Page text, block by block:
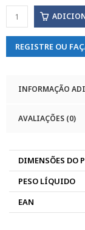
REGISTRE OU
INFORMAÇÃO
AVALIAÇÕES (0)
DIMENSÕES DO
PESO LÍQUIDO
EAN